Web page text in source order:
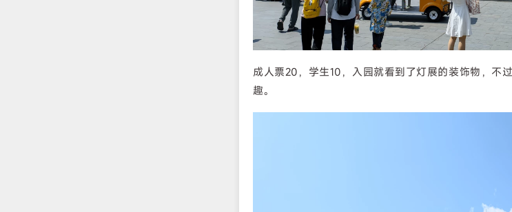
成人票20，学生10，入园就看到了灯展的装饰物，不
趣。